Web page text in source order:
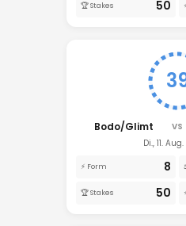
🏆 Stakes 50
Bodo/Glimt VS
Di., 11.
⚡ Form 8
🏆 Stakes 50